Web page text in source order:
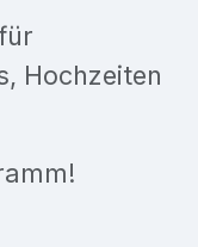
Hochzeiten